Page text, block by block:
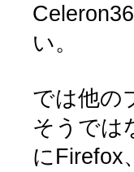
い。
では他の
そうでは
にFirefox